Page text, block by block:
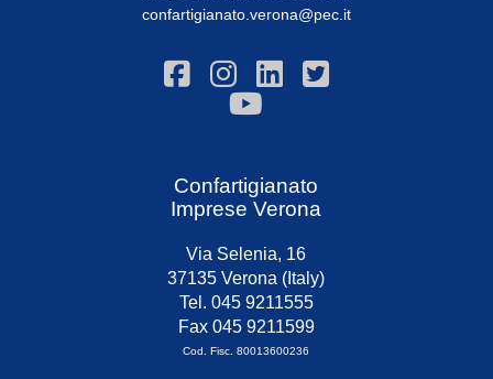
confartigianato.verona@pec.it
Confartigianato
Imprese Verona
Via Selenia, 16
37135 Verona (Italy)
Tel. 045 9211555
Fax 045 9211599
Cod. Fisc. 80013600236